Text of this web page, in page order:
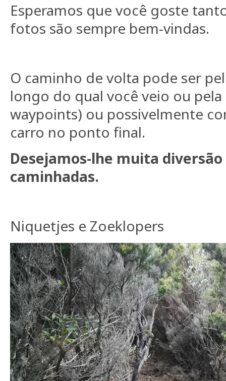
Esperamos que você goste
fotos são sempre bem-vindas.
O caminho de volta pode ser
longo do qual você veio ou pela
waypoints) ou possivelmente
carro no ponto final.
Desejamos-lhe muita diversão
caminhadas.
Niquetjes e Zoeklopers